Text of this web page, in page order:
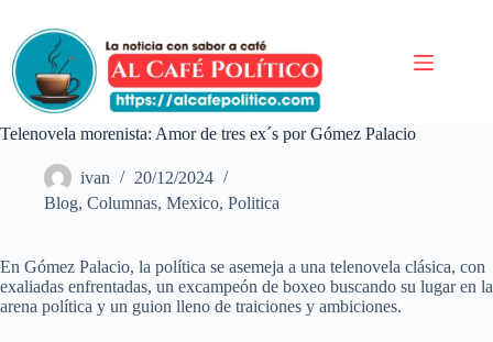
contenido
Telenovela morenista: Amor de tres ex´s por Gómez Palacio
ivan
20/12/2024
Blog, Columnas, Mexico, Politica
En Gómez Palacio, la política se asemeja a una telenovela clásica, con
exaliadas enfrentadas, un excampeón de boxeo buscando su lugar en la
arena política y un guion lleno de traiciones y ambiciones.